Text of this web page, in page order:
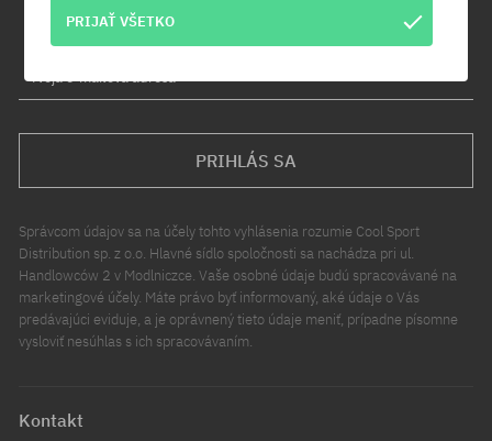
Navyše získaš zľavový kód -5 % na celú objednávku!
Tvoja e-mailová adresa
PRIHLÁS SA
Správcom údajov sa na účely tohto vyhlásenia rozumie Cool Sport
Distribution sp. z o.o. Hlavné sídlo spoločnosti sa nachádza pri ul.
Handlowców 2 v Modlniczce. Vaše osobné údaje budú spracovávané na
marketingové účely. Máte právo byť informovaný, aké údaje o Vás
predávajúci eviduje, a je oprávnený tieto údaje meniť, prípadne písomne
vysloviť nesúhlas s ich spracovávaním.
Kontakt
PRIJAŤ VŠETKO